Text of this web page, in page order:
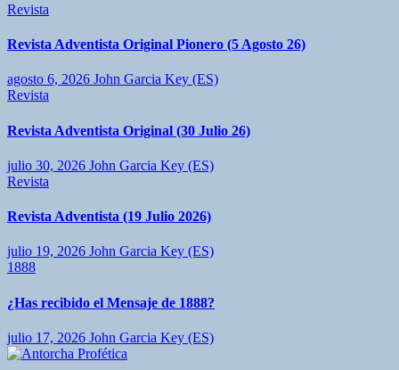
Revista
Revista Adventista Original Pionero (5 Agosto 26)
agosto 6, 2026 John Garcia Key (ES)
Revista
Revista Adventista Original (30 Julio 26)
julio 30, 2026 John Garcia Key (ES)
Revista
Revista Adventista (19 Julio 2026)
julio 19, 2026 John Garcia Key (ES)
1888
¿Has recibido el Mensaje de 1888?
julio 17, 2026 John Garcia Key (ES)